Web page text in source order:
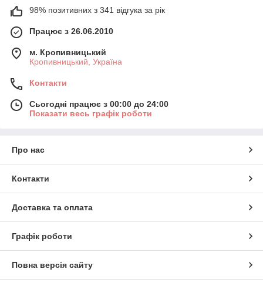
98% позитивних з 341 відгука за рік
Працює з 26.06.2010
м. Кропивницький
Кропивницький, Україна
Контакти
Сьогодні працює з 00:00 до 24:00
Показати весь графік роботи
Про нас
Контакти
Доставка та оплата
Графік роботи
Повна версія сайту